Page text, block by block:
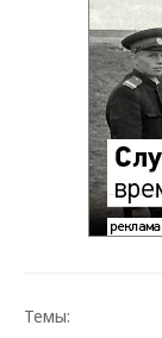
Темы: